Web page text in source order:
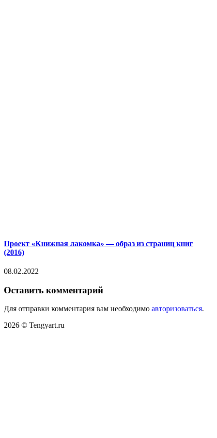
Проект «Книжная лакомка» — образ из страниц книг
(2016)
08.02.2022
Оставить комментарий
Для отправки комментария вам необходимо авторизоваться.
2026 © Tengyart.ru